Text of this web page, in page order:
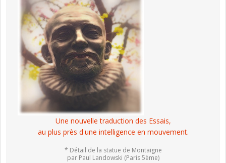
Une nouvelle traduction des Essais,
au plus près d'une intelligence en mouvement.
* Détail de la statue de Montaigne
par Paul Landowski (Paris 5ème)